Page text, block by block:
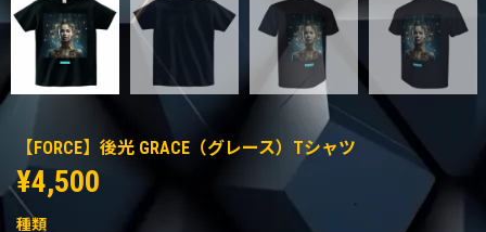
【FORCE】後光 GRACE（グレース）Tシャツ
¥4,500
種類